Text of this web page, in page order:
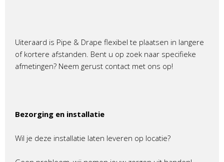
Uiteraard is Pipe & Drape flexibel te plaatsen in langere
of kortere afstanden. Bent u op zoek naar specifieke
afmetingen? Neem gerust contact met ons op!
Bezorging en installatie
Wil je deze installatie laten leveren op locatie?